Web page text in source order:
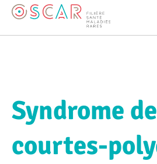
Aller à la recherche
Syndrome
courtes-